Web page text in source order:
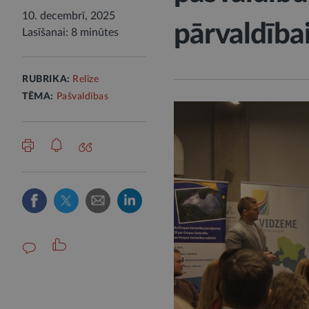
10. decembrī, 2025
Lasīšanai: 8 minūtes
RUBRIKA: Relīze
TĒMA: Pašvaldības